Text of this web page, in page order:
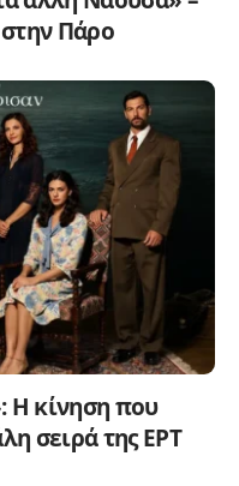
Πάρο
Η κίνηση που
σειρά της ΕΡΤ